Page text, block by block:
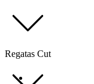
Regatas Cut